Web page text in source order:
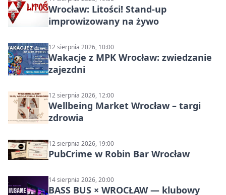
Wrocław: Litości! Stand-up
improwizowany na żywo
12 sierpnia 2026, 10:00
Wakacje z MPK Wrocław: zwiedzanie
zajezdni
12 sierpnia 2026, 12:00
Wellbeing Market Wrocław – targi
zdrowia
12 sierpnia 2026, 19:00
PubCrime w Robin Bar Wrocław
14 sierpnia 2026, 20:00
BASS BUS × WROCŁAW — klubowy